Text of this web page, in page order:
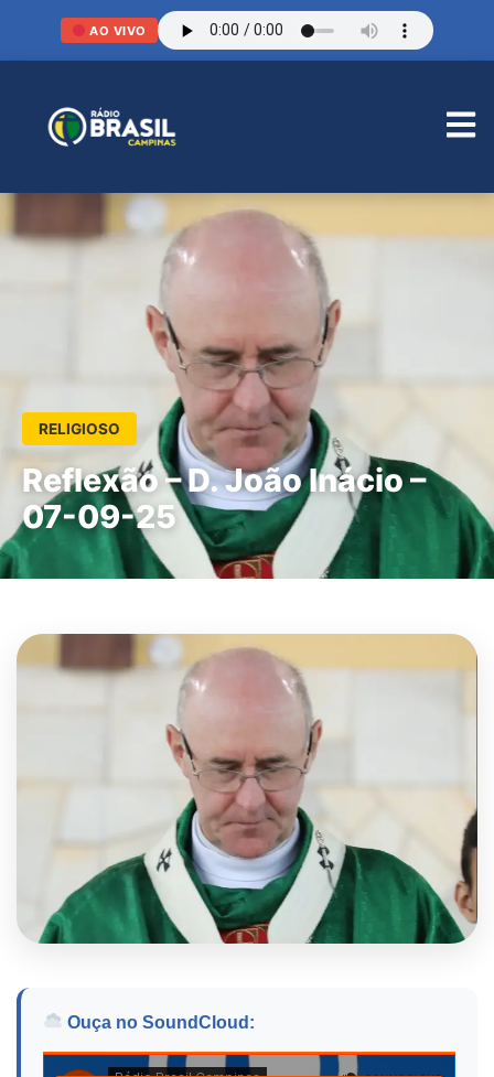
AO VIVO
RELIGIOSO
Reflexão – D. João Inácio –
07-09-25
Ouça no SoundCloud: